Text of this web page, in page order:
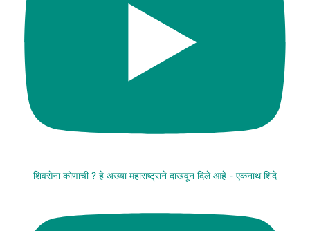
शिवसेना कोणाची ? हे अख्या महाराष्ट्राने दाखवून दिले आहे - एकनाथ शिंदे